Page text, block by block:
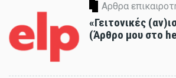
Αρθρα
«Γειτονικές
(Άρθρο μου στο